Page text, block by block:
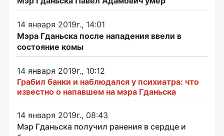
14 января 2019г., 14:01
Мэра Гданьска после нападения ввели в
состояние комы
14 января 2019г., 10:12
Грабил банки и наблюдался у психиатра: что
известно о напавшем на мэра Гданьска
14 января 2019г., 08:43
Мэр Гданьска получил ранения в сердце и